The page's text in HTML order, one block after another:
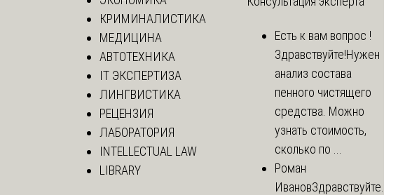
КРИМИНАЛИСТИКА
МЕДИЦИНА
АВТОТЕХНИКА
IT ЭКСПЕРТИЗА
ЛИНГВИСТИКА
РЕЦЕНЗИЯ
ЛАБОРАТОРИЯ
INTELLECTUAL LAW
LIBRARY
Есть к вам вопрос !
Здравствуйте!Нужен
анализ состава
пенного чистящего
средства. Можно
узнать стоимость,
сколько по ...
Роман
ИвановЗдравствуйте.